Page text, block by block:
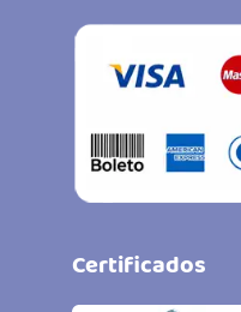
Certificados